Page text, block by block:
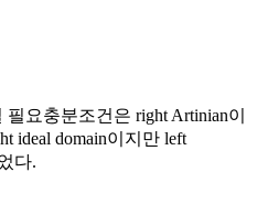
필요충분조건은 right Artinian이
ideal domain이지만 left
다.